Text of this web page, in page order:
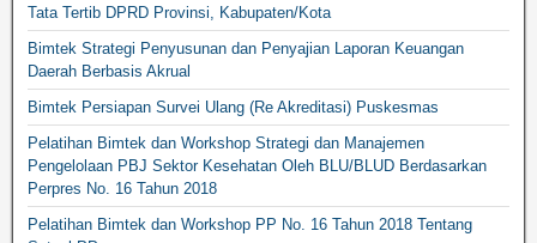
Tata Tertib DPRD Provinsi, Kabupaten/Kota
Bimtek Strategi Penyusunan dan Penyajian Laporan Keuangan
Daerah Berbasis Akrual
Bimtek Persiapan Survei Ulang (Re Akreditasi) Puskesmas
Pelatihan Bimtek dan Workshop Strategi dan Manajemen
Pengelolaan PBJ Sektor Kesehatan Oleh BLU/BLUD Berdasarkan
Perpres No. 16 Tahun 2018
Pelatihan Bimtek dan Workshop PP No. 16 Tahun 2018 Tentang